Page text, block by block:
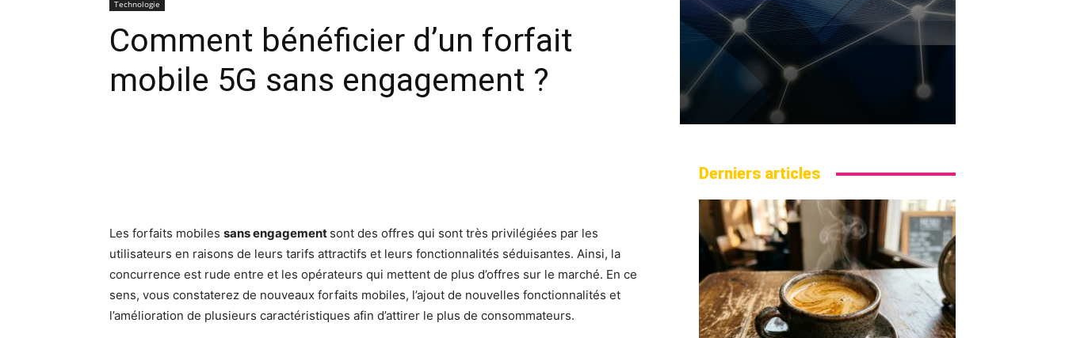
Technologie
Comment bénéficier d’un forfait
mobile 5G sans engagement ?
Les forfaits mobiles sans engagement sont des offres qui sont très privilégiées par les
utilisateurs en raisons de leurs tarifs attractifs et leurs fonctionnalités séduisantes. Ainsi, la
concurrence est rude entre et les opérateurs qui mettent de plus d’offres sur le marché. En ce
sens, vous constaterez de nouveaux forfaits mobiles, l’ajout de nouvelles fonctionnalités et
l’amélioration de plusieurs caractéristiques afin d’attirer le plus de consommateurs.
Derniers articles